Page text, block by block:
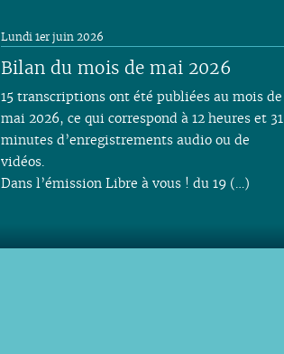
Bilan du mois de mai 2026
Lundi 1er juin 2026
15 transcriptions ont été publiées au mois de
mai 2026, ce qui correspond à 12 heures et 31
minutes d’enregistrements audio ou de
vidéos.
Dans l’émission Libre à vous ! du 19 (…)